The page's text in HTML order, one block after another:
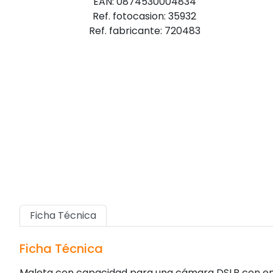
Ref. fotocasion: 35932
Ref. fabricante: 720483
Ficha Técnica
Ficha Técnica